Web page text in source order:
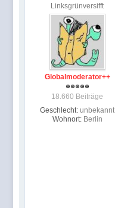
Linksgrünversifft
Globalmoderator++
18.660 Beiträge
Geschlecht: unbekannt
Wohnort: Berlin